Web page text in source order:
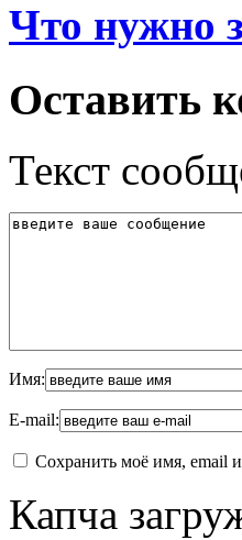
Что нужно
Оставить
Текст
Имя:
E-mail:
Сохранить моё имя, email
Капча